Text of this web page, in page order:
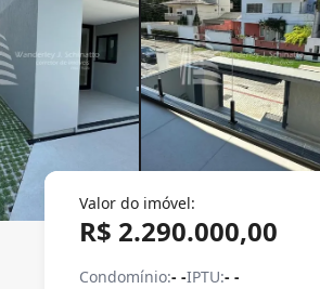
Valor do imóvel:
R$ 2.290.000,00
Condomínio:- -IPTU:- -